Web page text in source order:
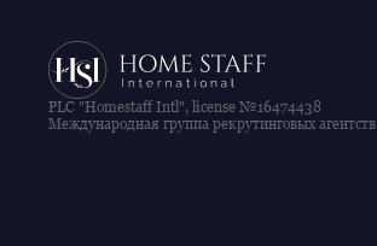
PLC "Homestaff Intl", license №16474438
Международная группа рекрутинговых агентств